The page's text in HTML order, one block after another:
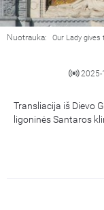
Nuotrauka: Our Lady
2025-
Transliacija iš Dievo
ligoninės Santaros